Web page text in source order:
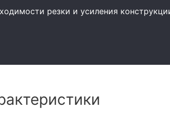
резки и усиления